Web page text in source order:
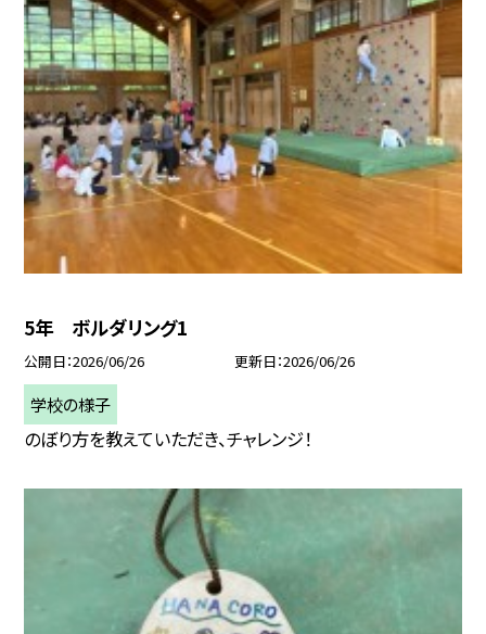
5年 ボルダリング1
公開日 2026/06/26 更新日 2026/06/26
学校の様子
のぼり方を教えていただき、チャレンジ！